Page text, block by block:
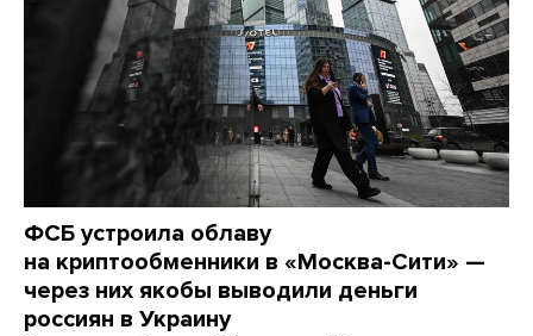
ФСБ устроила облаву
на криптообменники в «Москва-Сити» —
через них якобы выводили деньги
россиян в Украину